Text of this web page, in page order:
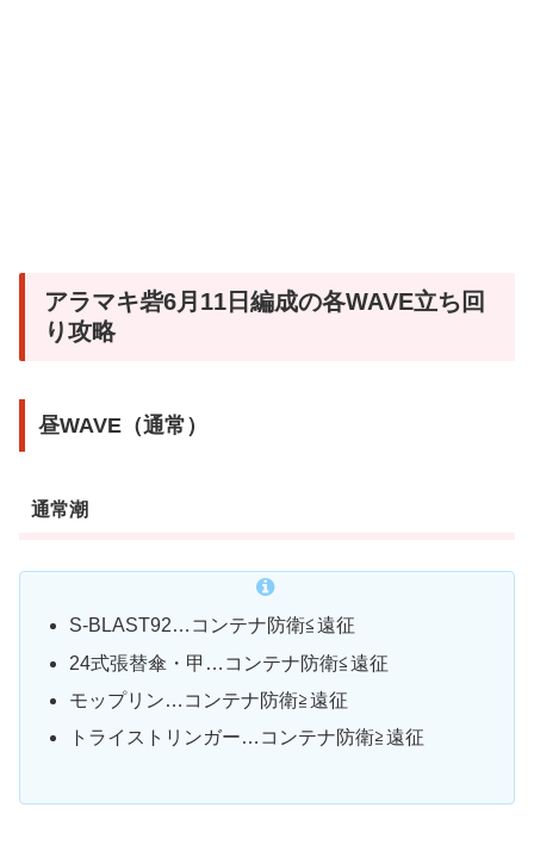
アラマキ砦6月11日編成の各WAVE立ち回
り攻略
昼WAVE（通常）
通常潮
S-BLAST92…コンテナ防衛≦遠征
24式張替傘・甲…コンテナ防衛≦遠征
モップリン…コンテナ防衛≧遠征
トライストリンガー…コンテナ防衛≧遠征